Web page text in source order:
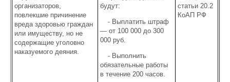
организаторов,
повлекшие причинение
вреда здоровью граждан
или имуществу, но не
содержащие уголовно
наказуемого деяния.
будут:
- Выплатить штраф
— от 100 000 до 300
000 руб.
- Выполнить
обязательные работы
в течение 200 часов.
статьи 20.2
КоАП РФ